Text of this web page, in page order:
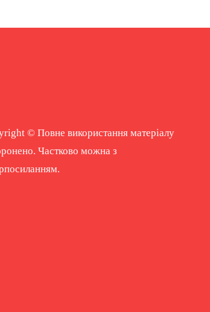
© Повне використання матеріалу
Частково можна з